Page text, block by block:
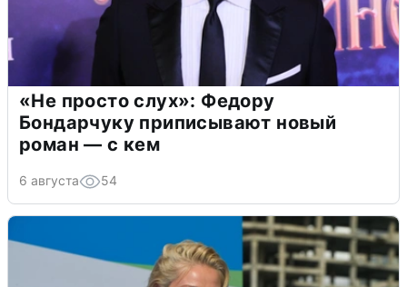
«Не просто слух»: Федору
Бондарчуку приписывают новый
роман — с кем
6 августа 54